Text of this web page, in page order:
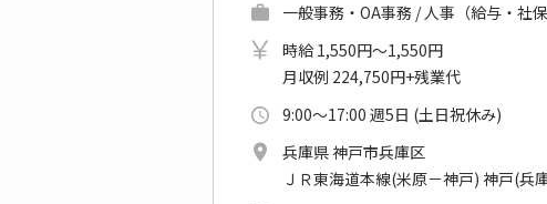
一般事務・OA事務 / 人事（給与・社保
時給 1,550円～1,550円
月収例 224,750円+残業代
9:00～17:00 週5日 (土日祝休み)
兵庫県 神戸市兵庫区
ＪＲ東海道本線(米原－神戸) 神戸(兵